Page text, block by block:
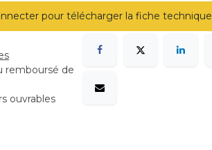
pour télécharger la fiche technique
remboursé de
ouvrables